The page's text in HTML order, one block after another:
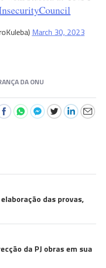
March 30, 2023
DA ONU
das provas,
da PJ obras em sua